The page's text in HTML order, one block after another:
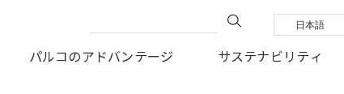
被災地の一日も早い復旧を、心よりお祈り申しあげます。
日本語
パルコのアドバンテージ サステナビリティ